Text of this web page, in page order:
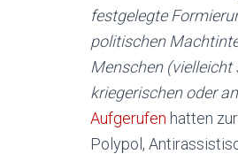
festgelegte
politischen
Menschen
kriegerischen oder
Aufgerufen hatten
Polypol,